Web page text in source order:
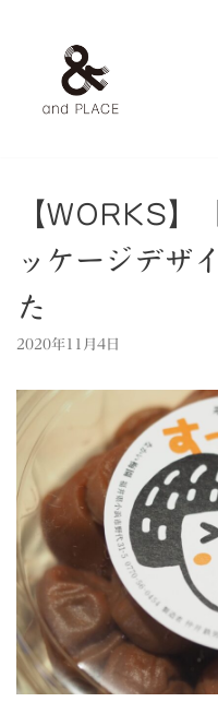
ッ
プ
【WORKS】
ッケージデザ
た
2020年11月4日